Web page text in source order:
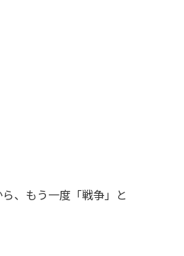
、もう一度「戦争」と